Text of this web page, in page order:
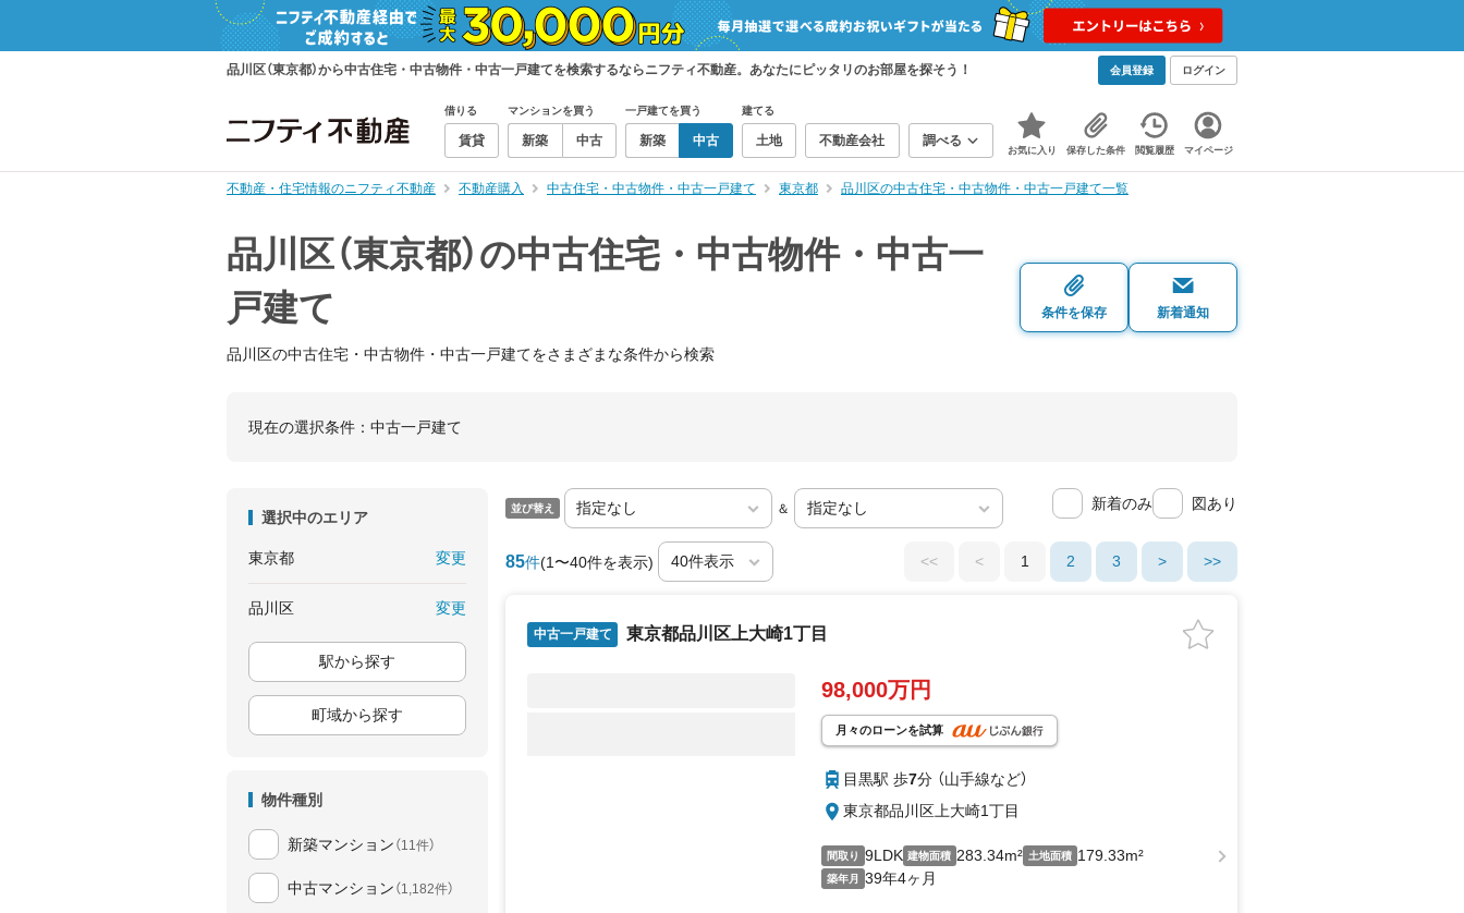
品川区（東京都）から中古住宅・中古物件・中古一戸建てを検索するならニフティ不動産。あなたにピッタリのお部屋を探そう！ 会員登録 ログイン
借りる
賃貸
マンションを買う
新築 中古
一戸建てを買う
新築 中古
建てる
土地 不動産会社 調べる
お気に入り 保存した条件 閲覧履歴 マイページ
不動産・住宅情報のニフティ不動産 不動産購入 中古住宅・中古物件・中古一戸建て 東京都 品川区の中古住宅・中古物件・中古一戸建て一覧
品川区（東京都）の中古住宅・中古物件・中古一
戸建て
品川区の中古住宅・中古物件・中古一戸建てをさまざまな条件から検索
条件を保存 新着通知
現在の選択条件： 中古一戸建て
選択中のエリア
東京都 変更
品川区 変更
駅から探す
町域から探す
物件種別
新築マンション （11件）
中古マンション （1,182件）
並び替え ＆ 新着のみ 図あり
85件(1〜40件を表示) << < 1 2 3 > >>
中古一戸建て 東京都品川区上大崎1丁目
98,000万円
月々のローンを試算
目黒駅 歩7分 （山手線など）
東京都品川区上大崎1丁目
間取り 9LDK 建物面積 283.34m² 土地面積 179.33m²
築年月 39年4ヶ月